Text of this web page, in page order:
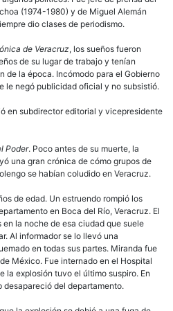
(1974-1980) y de Miguel Alemán
dio clases de periodismo.
de Veracruz, los sueños fueron
de su lugar de trabajo y tenían
de la época. Incómodo para el Gobierno
le negó publicidad oficial y no subsistió.
en subdirector editorial y vicepresidente
Poder. Poco antes de su muerte, la
una gran crónica de cómo grupos de
se habían coludido en Veracruz.
de edad. Un estruendo rompió los
en Boca del Río, Veracruz. El
la noche de esa ciudad que suele
Al informador se lo llevó una
en todas sus partes. Miranda fue
México. Fue internado en el Hospital
la explosión tuvo el último suspiro. En
desapareció del departamento.